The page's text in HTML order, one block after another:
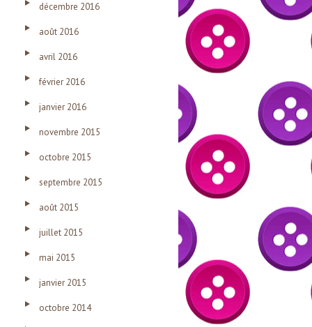
décembre 2016
août 2016
avril 2016
février 2016
janvier 2016
novembre 2015
octobre 2015
septembre 2015
août 2015
juillet 2015
mai 2015
janvier 2015
octobre 2014